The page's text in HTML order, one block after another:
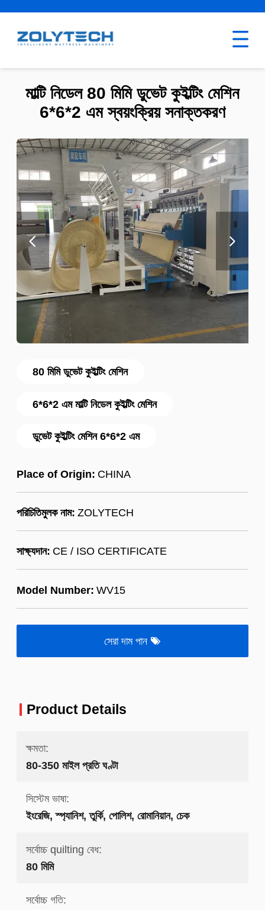
80 মিমি ডুভেট কুইল্টিং মেশিন
6*6*2 এম মাল্টি নিডেল কুইল্টিং মেশিন
ডুভেট কুইল্টিং মেশিন 6*6*2 এম
Place of Origin: CHINA
পরিচিতিমুলক নাম: ZOLYTECH
সাক্ষ্যদান: CE / ISO CERTIFICATE
Model Number: WV15
সেরা দাম পান
মাল্টি নিডেল 80 মিমি ডুভেট কুইল্টিং মেশিন
6*6*2 এম স্বয়ংক্রিয় সনাক্তকরণ
Product Details
ক্ষমতা:
80-350 মাইল প্রতি ঘণ্টা
সিস্টেম ভাষা:
ইংরেজি, স্প্যানিশ, তুর্কি, পোলিশ, রোমানিয়ান, চেক
সর্বোচ্চ quilting বেধ:
80 মিমি
সর্বোচ্চ গতি: